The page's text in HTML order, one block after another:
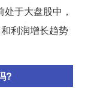
于大盘股中，
利润增长趋势
?